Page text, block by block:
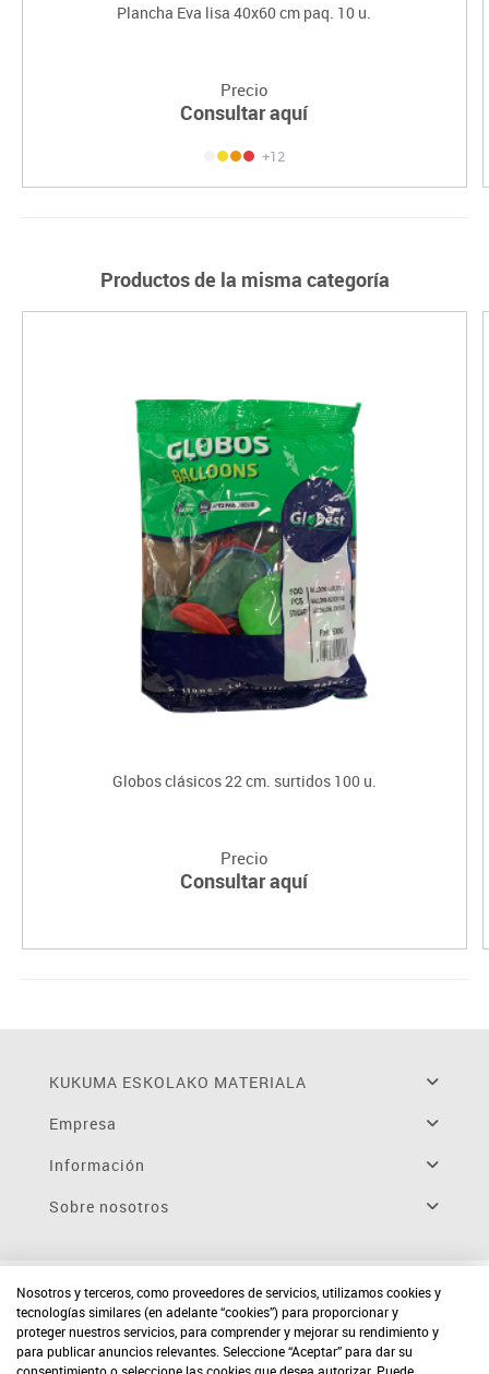
Plancha Eva lisa 40x60 cm paq. 10 u.
Precio
Consultar aquí
+12
Productos de la misma categoría
Globos clásicos 22 cm. surtidos 100 u.
Precio
Consultar aquí
KUKUMA ESKOLAKO MATERIALA
Empresa
Información
Sobre nosotros
Nosotros y terceros, como proveedores de servicios, utilizamos cookies y
tecnologías similares (en adelante “cookies”) para proporcionar y
proteger nuestros servicios, para comprender y mejorar su rendimiento y
para publicar anuncios relevantes. Seleccione “Aceptar” para dar su